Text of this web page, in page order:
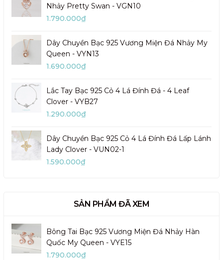
Nhảy Pretty Swan - VGN10
1.790.000₫
Dây Chuyền Bạc 925 Vương Miện Đá Nhảy My
Queen - VYN13
1.690.000₫
Lắc Tay Bạc 925 Cỏ 4 Lá Đính Đá - 4 Leaf
Clover - VYB27
1.290.000₫
Dây Chuyền Bạc 925 Cỏ 4 Lá Đính Đá Lấp Lánh
Lady Clover - VUN02-1
1.590.000₫
SẢN PHẨM ĐÃ XEM
Bông Tai Bạc 925 Vương Miện Đá Nhảy Hàn
Quốc My Queen - VYE15
1.790.000₫